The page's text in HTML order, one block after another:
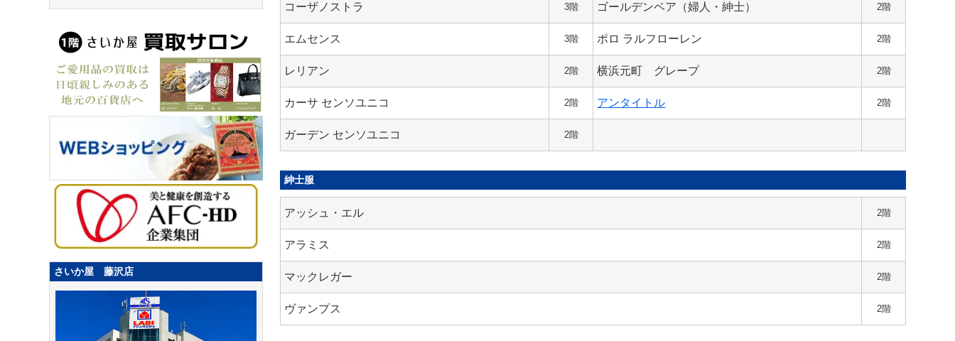
コーザノストラ 3階 ゴールデンベア（婦人・紳士） 2階
エムセンス 3階 ポロ ラルフローレン 2階
レリアン 2階 横浜元町 グレープ 2階
カーサ センソユニコ 2階 アンタイトル 2階
ガーデン センソユニコ 2階
紳士服
アッシュ・エル 2階
アラミス 2階
マックレガー 2階
ヴァンプス 2階
さいか屋 藤沢店